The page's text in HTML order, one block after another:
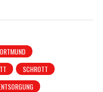
SCHROTT